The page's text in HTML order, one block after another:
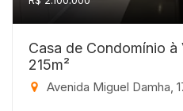
Casa de Condomínio
215m²
Avenida Miguel Damha, 1717 -